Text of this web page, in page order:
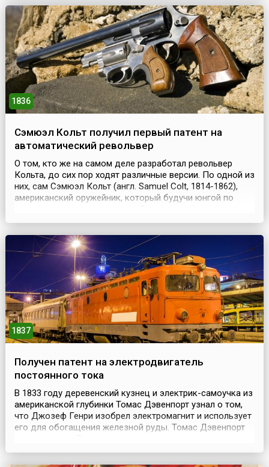
«синод» в русском языке обычно относится к
постоянному со...
1836
Сэмюэл Кольт получил первый патент на
автоматический револьвер
О том, кто же на самом деле разработал револьвер
Кольта, до сих пор ходят различные версии. По одной из
них, сам Сэмюэл Кольт (англ. Samuel Colt, 1814-1862),
американский оружейник, который будучи юнгой по
выбирания якорного каната кабестана принцип
банально воспользовался трудами своего подручног...
1837
Получен патент на электродвигатель
постоянного тока
В 1833 году деревенский кузнец и электрик-самоучка из
американской глубинки Томас Дэвенпорт узнал о том,
что Джозеф Генри изобрел электромагнит и использует
его для обогащения железной руды. Томас Дэвенпорт
компактные магниты. Для изоляции проводов в ход